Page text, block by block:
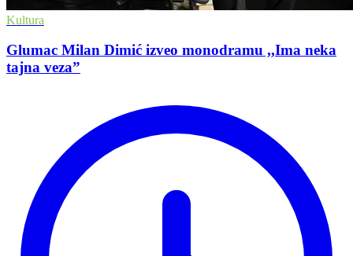
Kultura
Glumac Milan Dimić izveo monodramu ,,Ima neka
tajna veza”